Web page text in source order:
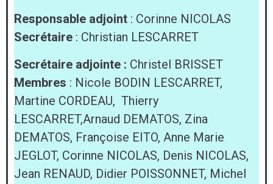
Responsable adjoint : Corinne NICOLAS
Secrétaire : Christian LESCARRET
Secrétaire adjointe : Christel BRISSET
Membres : Nicole BODIN LESCARRET,
Martine CORDEAU, Thierry
LESCARRET,Arnaud DEMATOS, Zina
DEMATOS, Françoise EITO, Anne Marie
JEGLOT, Corinne NICOLAS, Denis NICOLAS,
Jean RENAUD, Didier POISSONNET, Michel